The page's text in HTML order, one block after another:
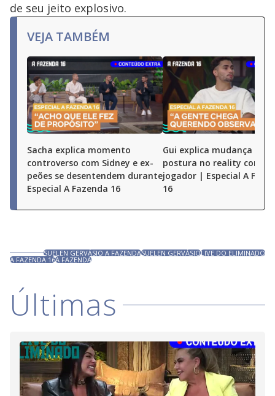
de seu jeito explosivo.
VEJA TAMBÉM
Sacha explica momento
controverso com Sidney e ex-
peões se desentendem durante
Especial A Fazenda 16
Gui explica mudança de
postura no reality como
jogador | Especial A
16
SUELEN GERVÁSIO A FAZENDASUELEN GERVÁSIOLIVE DO ELIMINADO
A FAZENDA 16A FAZENDA
Últimas